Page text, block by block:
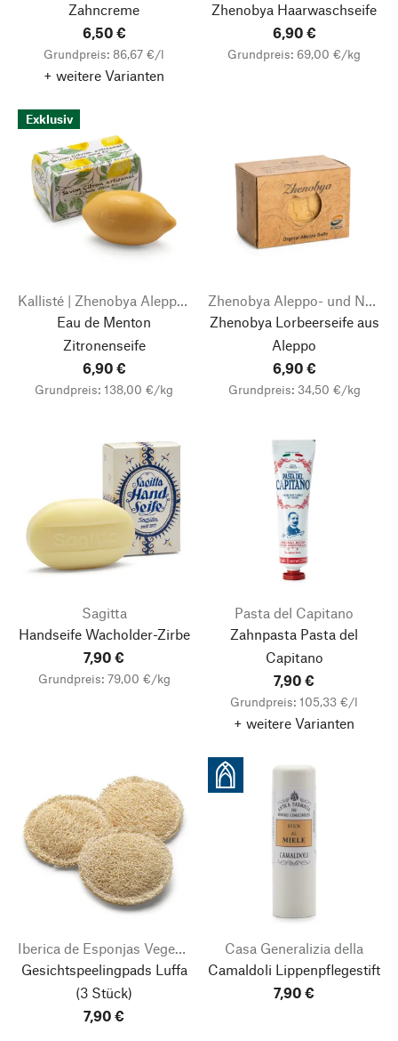
Zahncreme
6,50 €
Grundpreis: 86,67 €/l
+ weitere Varianten
Zhenobya Haarwaschseife
6,90 €
Grundpreis: 69,00 €/kg
Exklusiv
Kallisté | Zhenobya Aleppo- und Naturseifen
Eau de Menton
Zitronenseife
6,90 €
Grundpreis: 138,00 €/kg
Zhenobya Aleppo- und Naturseifen
Zhenobya Lorbeerseife aus
Aleppo
6,90 €
Grundpreis: 34,50 €/kg
Sagitta
Handseife Wacholder-Zirbe
7,90 €
Grundpreis: 79,00 €/kg
Pasta del Capitano
Zahnpasta Pasta del
Capitano
7,90 €
Grundpreis: 105,33 €/l
+ weitere Varianten
Iberica de Esponjas Vegetales
Gesichtspeelingpads Luffa
(3 Stück)
7,90 €
Casa Generalizia della
Camaldoli Lippenpflegestift
7,90 €